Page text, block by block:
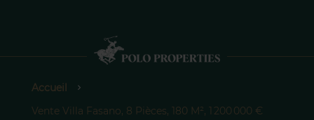
Accueil
Vente Villa Fasano, 8 Pièces, 180 M², 1 200 000 €